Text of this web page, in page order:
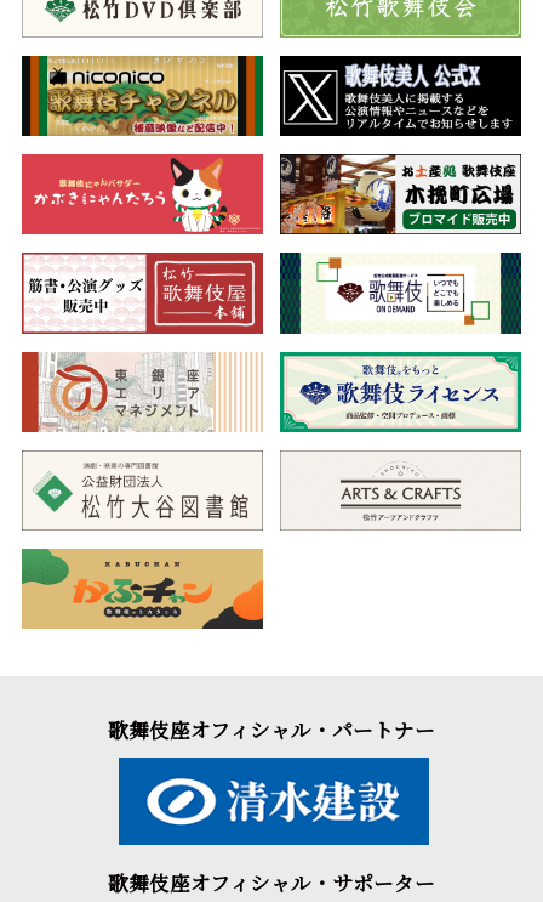
歌舞伎座オフィシャル・パートナー
歌舞伎座オフィシャル・サポーター